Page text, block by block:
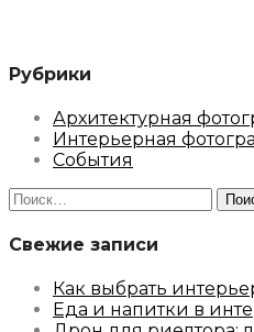
Рубрики
Архитектурная
Интерьерная
События
Найти:
Свежие записи
Как выбрать
Еда и напитки в